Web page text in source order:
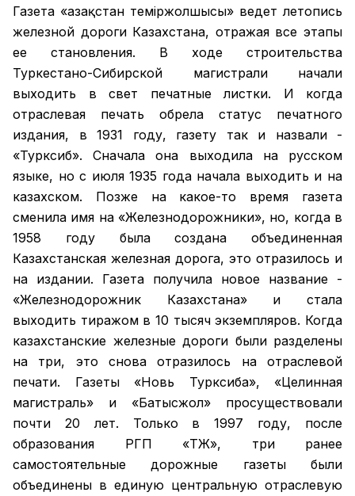
Газета «Қазақстан теміржолшысы» ведет летопись
железной дороги Казахстана, отражая все этапы
ее становления. В ходе строительства
Туркестано-Сибирской магистрали начали
выходить в свет печатные листки. И когда
отраслевая печать обрела статус печатного
издания, в 1931 году, газету так и назвали -
«Турксиб». Сначала она выходила на русском
языке, но с июля 1935 года начала выходить и на
казахском. Позже на какое-то время газета
сменила имя на «Железнодорожники», но, когда в
1958 году была создана объединенная
Казахстанская железная дорога, это отразилось и
на издании. Газета получила новое название -
«Железнодорожник Казахстана» и стала
выходить тиражом в 10 тысяч экземпляров. Когда
казахстанские железные дороги были разделены
на три, это снова отразилось на отраслевой
печати. Газеты «Новь Турксиба», «Целинная
магистраль» и «Батысжол» просуществовали
почти 20 лет. Только в 1997 году, после
образования РГП «ҚТЖ», три ранее
самостоятельные дорожные газеты были
объединены в единую центральную отраслевую